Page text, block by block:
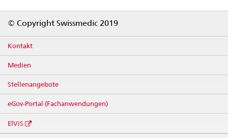
© Copyright Swissmedic 2019
Kontakt
Medien
Stellenangebote
eGov-Portal (Fachanwendungen)
ElViS